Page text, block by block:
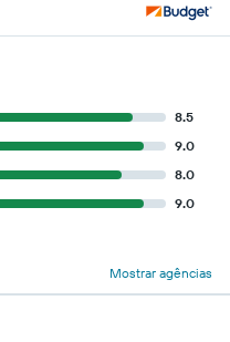
8.5
9.0
8.0
9.0
Mostrar agências